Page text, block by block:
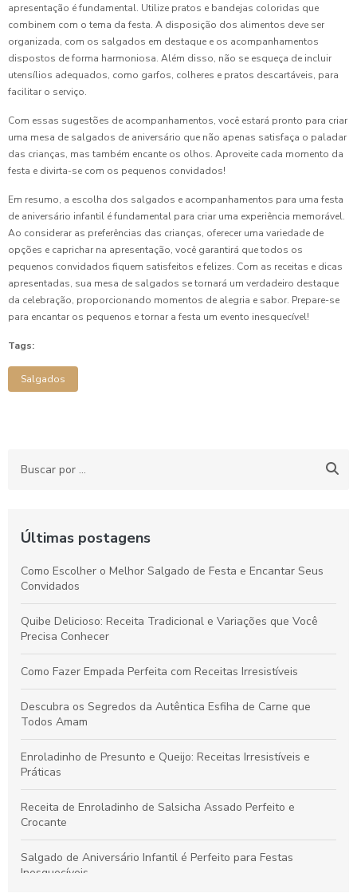
apresentação é fundamental. Utilize pratos e bandejas coloridas que
combinem com o tema da festa. A disposição dos alimentos deve ser
organizada, com os salgados em destaque e os acompanhamentos
dispostos de forma harmoniosa. Além disso, não se esqueça de incluir
utensílios adequados, como garfos, colheres e pratos descartáveis, para
facilitar o serviço.
Com essas sugestões de acompanhamentos, você estará pronto para criar
uma mesa de salgados de aniversário que não apenas satisfaça o paladar
das crianças, mas também encante os olhos. Aproveite cada momento da
festa e divirta-se com os pequenos convidados!
Em resumo, a escolha dos salgados e acompanhamentos para uma festa
de aniversário infantil é fundamental para criar uma experiência memorável.
Ao considerar as preferências das crianças, oferecer uma variedade de
opções e caprichar na apresentação, você garantirá que todos os
pequenos convidados fiquem satisfeitos e felizes. Com as receitas e dicas
apresentadas, sua mesa de salgados se tornará um verdadeiro destaque
da celebração, proporcionando momentos de alegria e sabor. Prepare-se
para encantar os pequenos e tornar a festa um evento inesquecível!
Tags:
Salgados
Últimas postagens
Como Escolher o Melhor Salgado de Festa e Encantar Seus
Convidados
Quibe Delicioso: Receita Tradicional e Variações que Você
Precisa Conhecer
Como Fazer Empada Perfeita com Receitas Irresistíveis
Descubra os Segredos da Autêntica Esfiha de Carne que
Todos Amam
Enroladinho de Presunto e Queijo: Receitas Irresistíveis e
Práticas
Receita de Enroladinho de Salsicha Assado Perfeito e
Crocante
Salgado de Aniversário Infantil é Perfeito para Festas
Inesquecíveis